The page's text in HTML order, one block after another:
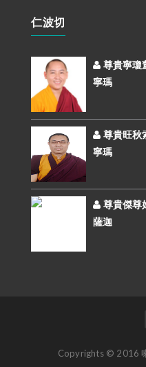
仁波切
尊貴寧瓊
寧瑪
尊貴旺秋
寧瑪
尊貴傑尊
薩迦
Copyrights © 2016